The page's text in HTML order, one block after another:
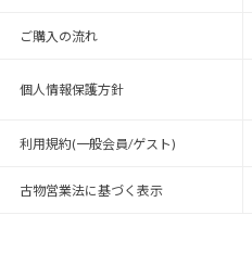
ご購入の流れ
個人情報保護方針
利用規約(一般会員/ゲスト)
古物営業法に基づく表示